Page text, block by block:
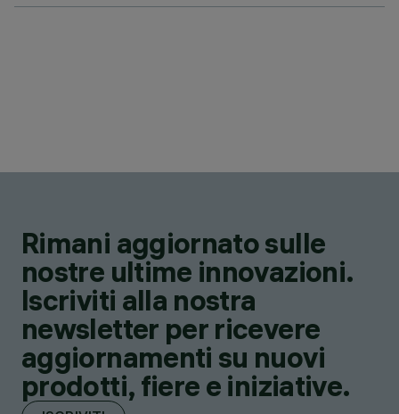
Rimani aggiornato sulle
nostre ultime innovazioni.
Iscriviti alla nostra
newsletter per ricevere
aggiornamenti su nuovi
prodotti, fiere e iniziative.